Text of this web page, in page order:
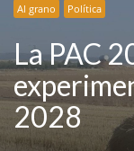
Al grano Política
La PAC
2028
Al grano Política
Otros Política
Economía Política